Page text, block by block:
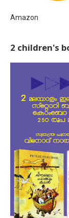
Amazon
2 children's